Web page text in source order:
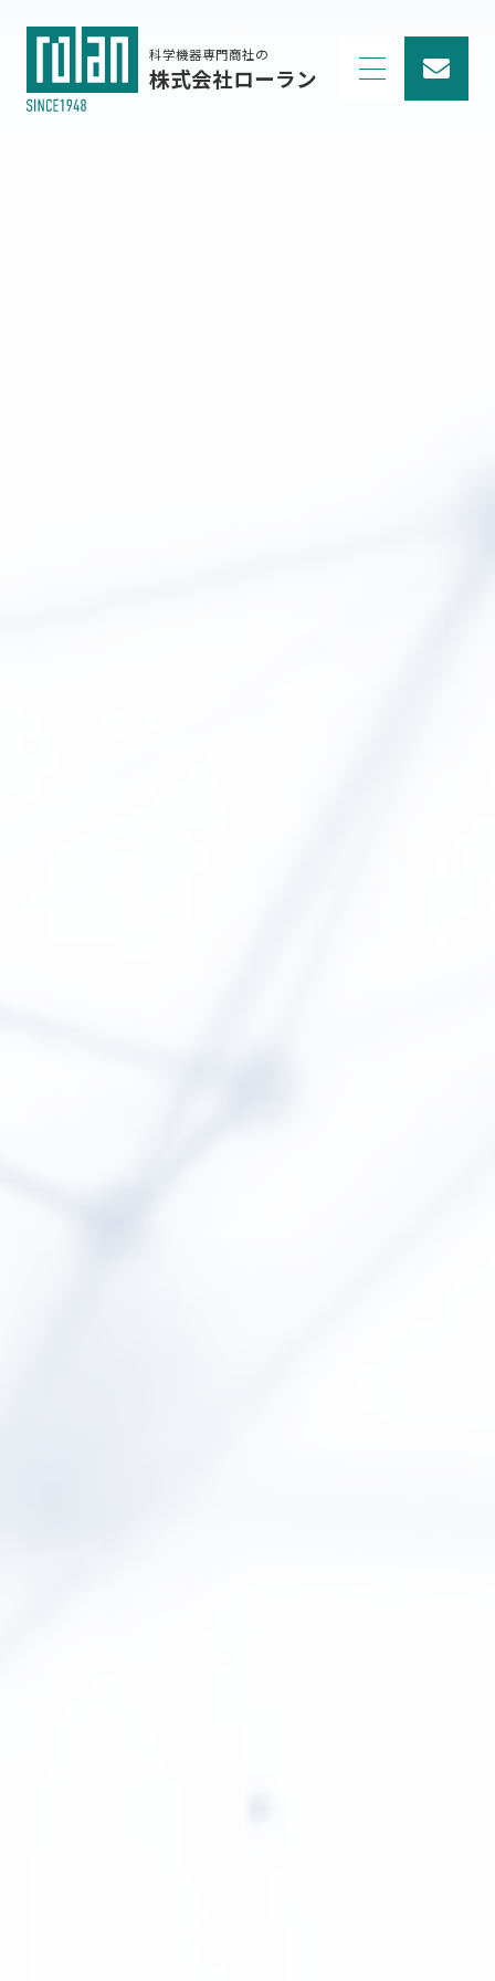
科学機器専門商社の
株式会社ローラン